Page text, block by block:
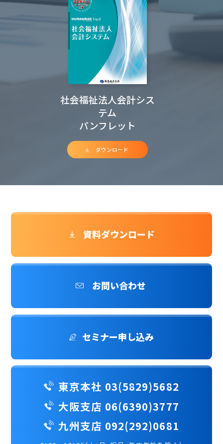
社会福祉法人会計シス
テム
パンフレット
ダウンロード
資料ダウンロード
お問い合わせ
セミナー申し込み
東京本社 03(5829)5682
大阪支店 06(6390)3777
九州支店 092(292)0681